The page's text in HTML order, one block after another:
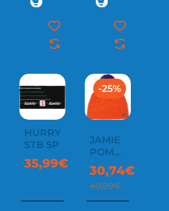
HURRY
STB SP
35,99€
-25%
JAMIE
POMPOM
MÜ
30,74€
40,99€